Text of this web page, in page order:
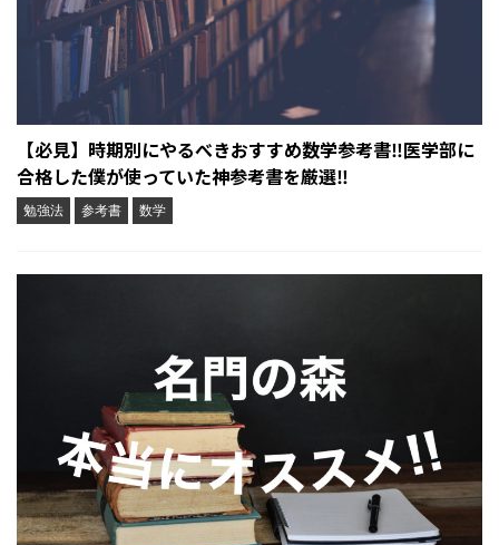
【必見】時期別にやるべきおすすめ数学参考書‼︎医学部に
合格した僕が使っていた神参考書を厳選‼︎
勉強法 参考書 数学